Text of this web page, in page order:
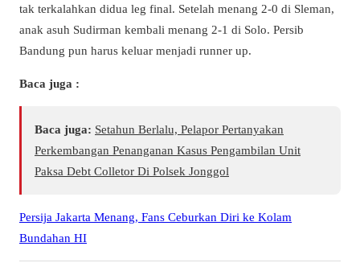
tak terkalahkan didua leg final. Setelah menang 2-0 di Sleman,
anak asuh Sudirman kembali menang 2-1 di Solo. Persib
Bandung pun harus keluar menjadi runner up.
Baca juga :
Baca juga: Setahun Berlalu, Pelapor Pertanyakan
Perkembangan Penanganan Kasus Pengambilan Unit
Paksa Debt Colletor Di Polsek Jonggol
Persija Jakarta Menang, Fans Ceburkan Diri ke Kolam
Bundahan HI